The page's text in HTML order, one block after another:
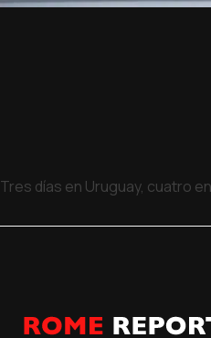
Tres días en Uruguay, cuatro